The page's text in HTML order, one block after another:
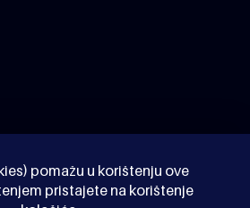
pomažu u korištenju ove
pristajete na korištenje